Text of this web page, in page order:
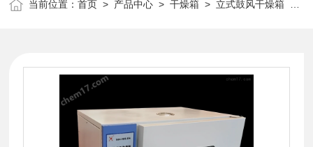
当前位置：首页 > 产品中心 >干燥箱 > 立式鼓风干燥箱